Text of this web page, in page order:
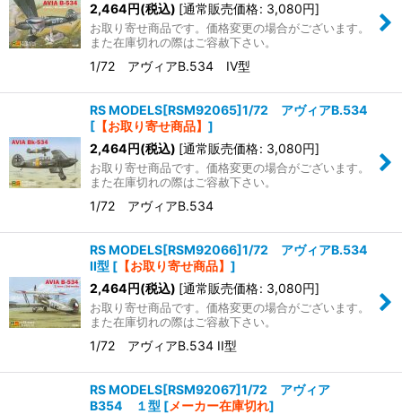
2,464円(税込) [通常販売価格: 3,080円]
お取り寄せ商品です。価格変更の場合がございます。
また在庫切れの際はご容赦下さい。
1/72 アヴィアB.534 IV型
RS MODELS[RSM92065]1/72 アヴィアB.534
[ 【お取り寄せ商品】 ]
2,464円(税込) [通常販売価格: 3,080円]
お取り寄せ商品です。価格変更の場合がございます。
また在庫切れの際はご容赦下さい。
1/72 アヴィアB.534
RS MODELS[RSM92066]1/72 アヴィアB.534
II型 [ 【お取り寄せ商品】 ]
2,464円(税込) [通常販売価格: 3,080円]
お取り寄せ商品です。価格変更の場合がございます。
また在庫切れの際はご容赦下さい。
1/72 アヴィアB.534 II型
RS MODELS[RSM92067]1/72 アヴィア
B354 １型 [メーカー在庫切れ]